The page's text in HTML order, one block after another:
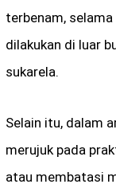
terbenam,
dilakukan di luar
sukarela.
Selain itu, dalam
merujuk pada
atau membatasi